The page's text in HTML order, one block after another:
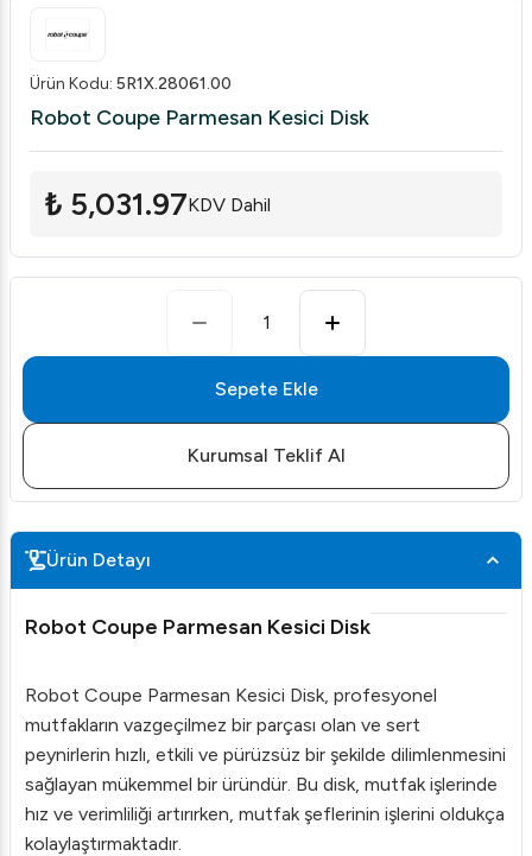
Ürün Kodu: 5R1X.28061.00
Robot Coupe Parmesan Kesici Disk
₺ 5,031.97KDV Dahil
1
Sepete Ekle
Kurumsal Teklif Al
Ürün Detayı
Robot Coupe Parmesan Kesici Disk
Robot Coupe Parmesan Kesici Disk, profesyonel
mutfakların vazgeçilmez bir parçası olan ve sert
peynirlerin hızlı, etkili ve pürüzsüz bir şekilde dilimlenmesini
sağlayan mükemmel bir üründür. Bu disk, mutfak işlerinde
hız ve verimliliği artırırken, mutfak şeflerinin işlerini oldukça
kolaylaştırmaktadır.